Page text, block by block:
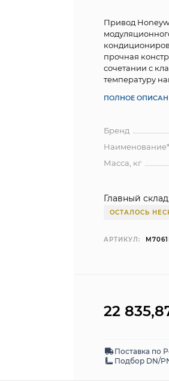
Привод
прочная
сочетании с
температуру
ПОЛНОЕ
Бренд
Наименование*
Масса, кг
Главный
ОСТАЛОСЬ
АРТИКУЛ:
22
Поставка по
Подбор DN/